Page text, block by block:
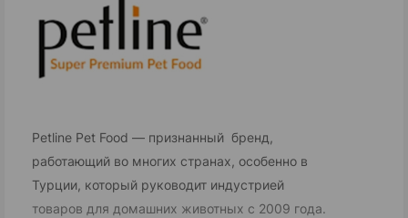
Petline Pet Food — признанный бренд,
работающий во многих странах, особенно в
Турции, который руководит индустрией
товаров для домашних животных с 2009 года.